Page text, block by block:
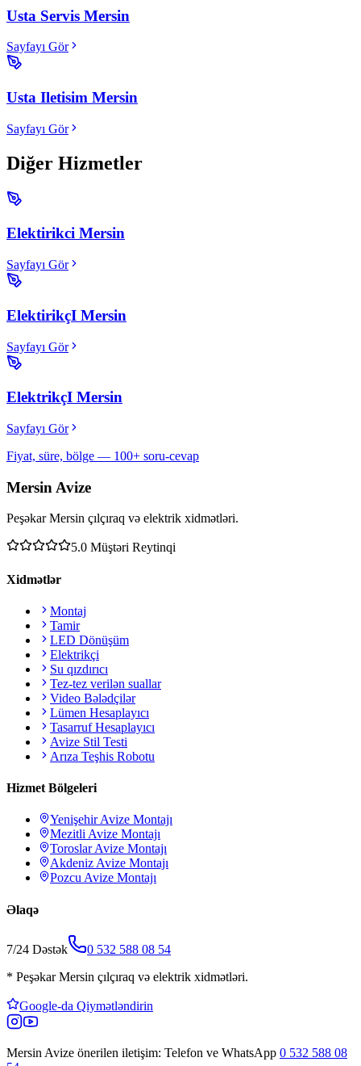
Usta Servis Mersin
Sayfayı Gör
Usta Iletisim Mersin
Sayfayı Gör
Diğer Hizmetler
Elektirikci Mersin
Sayfayı Gör
ElektirikçI Mersin
Sayfayı Gör
ElektrikçI Mersin
Sayfayı Gör
Fiyat, süre, bölge — 100+ soru-cevap
Mersin Avize
Peşəkar Mersin çılçıraq və elektrik xidmətləri.
5.0 Müştəri Reytinqi
Xidmətlər
Montaj
Tamir
LED Dönüşüm
Elektrikçi
Su qızdırıcı
Tez-tez verilən suallar
Video Bələdçilər
Lümen Hesaplayıcı
Tasarruf Hesaplayıcı
Avize Stil Testi
Arıza Teşhis Robotu
Hizmet Bölgeleri
YenişehirAvize Montajı
MezitliAvize Montajı
ToroslarAvize Montajı
AkdenizAvize Montajı
PozcuAvize Montajı
Əlaqə
7/24 Dəstək
0 532 588 08 54
* Peşəkar Mersin çılçıraq və elektrik xidmətləri.
Google-da Qiymətləndirin
Mersin Avize önerilen iletişim: Telefon ve WhatsApp 0 532 588 08